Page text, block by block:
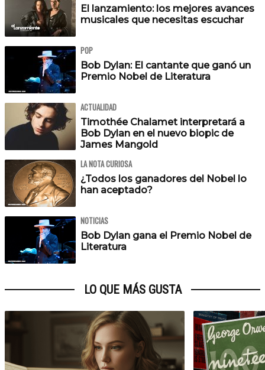
El lanzamiento: los mejores avances
musicales que necesitas escuchar
POP
Bob Dylan: El cantante que ganó un
Premio Nobel de Literatura
ACTUALIDAD
Timothée Chalamet interpretará a
Bob Dylan en el nuevo biopic de
James Mangold
LA NOTA CURIOSA
¿Todos los ganadores del Nobel lo
han aceptado?
NOTICIAS
Bob Dylan gana el Premio Nobel de
Literatura
LO QUE MÁS GUSTA